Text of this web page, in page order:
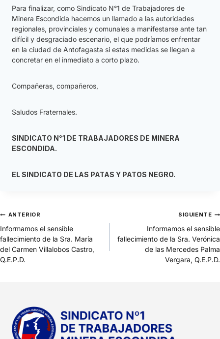
Para finalizar, como Sindicato N°1 de Trabajadores de
Minera Escondida hacemos un llamado a las autoridades
regionales, provinciales y comunales a manifestarse ante tan
difícil y desgraciado escenario, el que podríamos enfrentar
en la ciudad de Antofagasta si estas medidas se llegan a
concretar en el inmediato a corto plazo.
Compañeras, compañeros,
Saludos Fraternales.
SINDICATO N°1 DE TRABAJADORES DE MINERA
ESCONDIDA.
EL SINDICATO DE LAS PATAS Y PATOS NEGRO.
ANTERIOR
Informamos el sensible
fallecimiento de la Sra. María
del Carmen Villalobos Castro,
Q.E.P.D.
SIGUIENTE
Informamos el sensible
fallecimiento de la Sra. Verónica
de las Mercedes Palma
Vergara, Q.E.P.D.